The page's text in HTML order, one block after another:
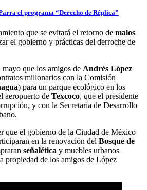
el programa “Derecho de Réplica”
que se evitará el retorno de malos
el gobierno y prácticas del derroche de
que los amigos de Andrés López
millonarios con la Comisión
) para un parque ecológico en los
aeropuerto de Texcoco, que el presidente
y con la Secretaría de Desarrollo
que el gobierno de la Ciudad de México
en la renovación del Bosque de
señalética y muebles urbanos
propiedad de los amigos de López